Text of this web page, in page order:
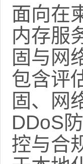
络防护实践
面向在
内存服
固与网
包含评
固、网
DDoS
控与合